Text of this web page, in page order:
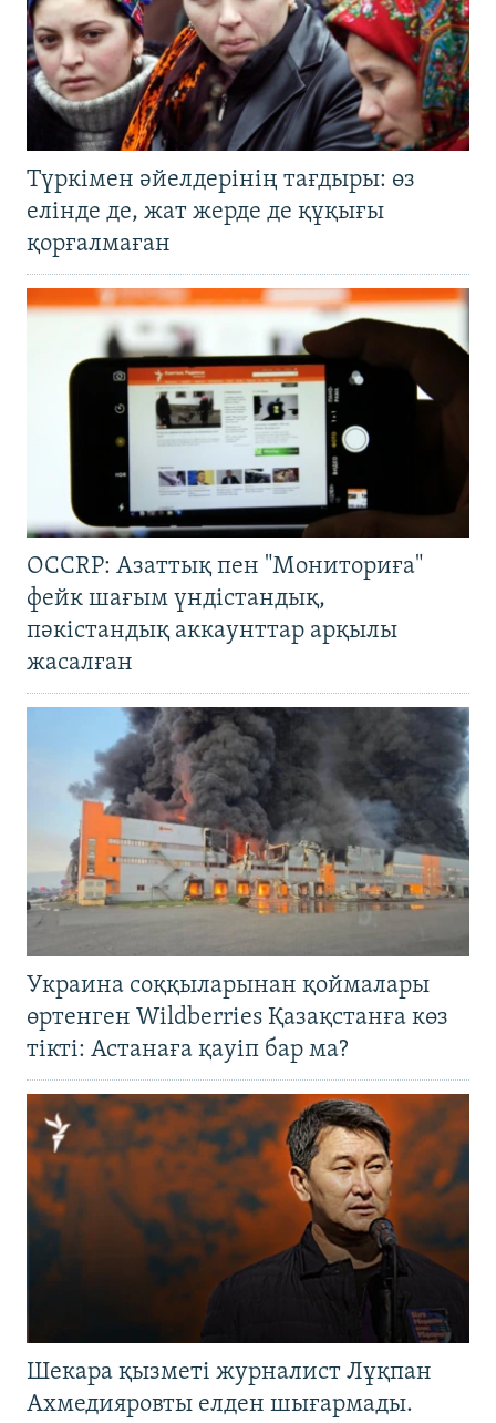
Түркімен әйелдерінің тағдыры: өз
елінде де, жат жерде де құқығы
қорғалмаған
OCCRP: Азаттық пен "Мониториға"
фейк шағым үндістандық,
пәкістандық аккаунттар арқылы
жасалған
Украина соққыларынан қоймалары
өртенген Wildberries Қазақстанға көз
тікті: Астанаға қауіп бар ма?
Шекара қызметі журналист Лұқпан
Ахмедияровты елден шығармады.